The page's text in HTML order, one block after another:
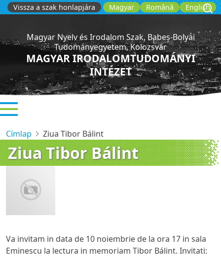
Ugrás
a
Magyar Română English
Vissza a szak honlapjára
Magyar Nyelv és Irodalom Szak, Babeș-Bolyai
Tudományegyetem, Kolozsvár
MAGYAR IRODALOMTUDOMÁNYI
INTÉZET
Címlap Ziua Tibor Bálint
Ziua Tibor Bálint
Va invitam in data de 10 noiembrie de la ora 17 in sala
Eminescu la lectura in memoriam Tibor Bálint. Invitati: